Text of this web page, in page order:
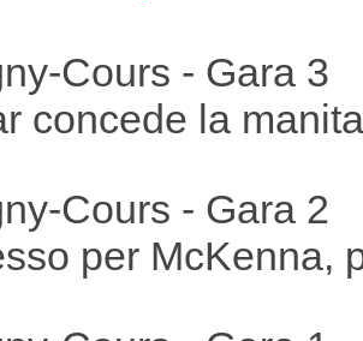
Cours - Gara 3
concede la manita
Cours - Gara 2
per McKenna,